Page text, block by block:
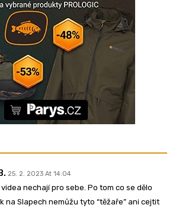
25. 2. 2023 At 14:04
nechají pro sebe. Po tom co se dělo
na Slapech nemůžu tyto “těžaře” ani cejtit